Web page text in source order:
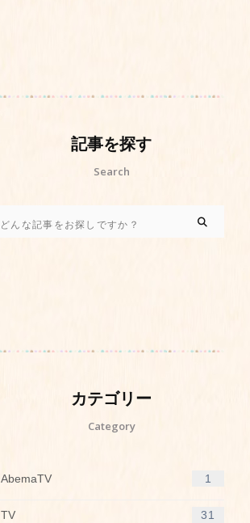
記事を探す
Search
カテゴリー
Category
AbemaTV 1
TV 31